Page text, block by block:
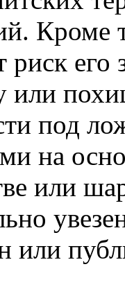
Кроме
риск
или
под
на
или
или